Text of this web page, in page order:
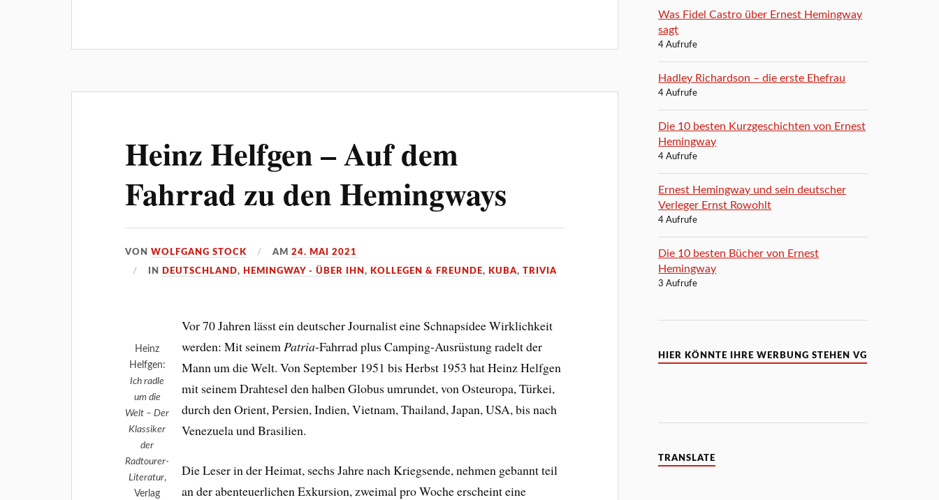
Heinz Helfgen – Auf dem
Fahrrad zu den Hemingways
VONWOLFGANG STOCK AM24. MAI 2021
IN DEUTSCHLAND, HEMINGWAY - ÜBER IHN, KOLLEGEN & FREUNDE, KUBA, TRIVIA
Heinz
Helfgen:
Ich radle
um die
Welt – Der
Klassiker
der
Radtourer-
Literatur,
Verlag
Vor 70 Jahren lässt ein deutscher Journalist eine Schnapsidee Wirklichkeit
werden: Mit seinemPatria-Fahrrad plus Camping-Ausrüstung radelt der
Mann um die Welt. Von September 1951 bis Herbst 1953 hat Heinz Helfgen
mit seinem Drahtesel den halben Globus umrundet, von Osteuropa, Türkei,
durch den Orient, Persien, Indien, Vietnam, Thailand, Japan, USA, bis nach
Venezuela und Brasilien.
Die Leser in der Heimat, sechs Jahre nach Kriegsende, nehmen gebannt teil
an der abenteuerlichen Exkursion, zweimal pro Woche erscheint eine
Was Fidel Castro über Ernest Hemingway
sagt
4 Aufrufe
Hadley Richardson – die erste Ehefrau
4 Aufrufe
Die 10 besten Kurzgeschichten von Ernest
Hemingway
4 Aufrufe
Ernest Hemingway und sein deutscher
Verleger Ernst Rowohlt
4 Aufrufe
Die 10 besten Bücher von Ernest
Hemingway
3 Aufrufe
HIER KÖNNTE IHRE WERBUNG STEHEN VG
TRANSLATE